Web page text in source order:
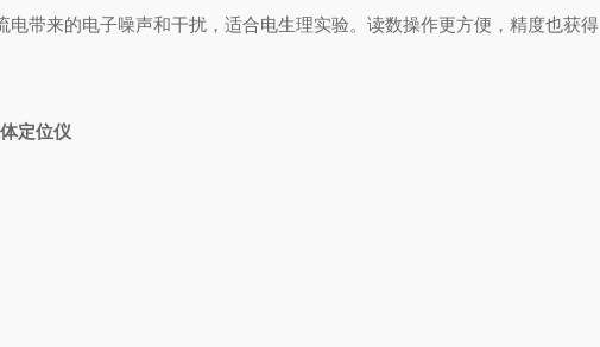
带来的电子噪声和干扰，适合电生理实验。读数操作更方便，精度也获得
定位仪